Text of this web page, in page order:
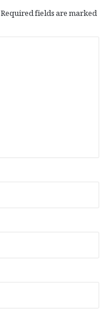
Required fields are marked